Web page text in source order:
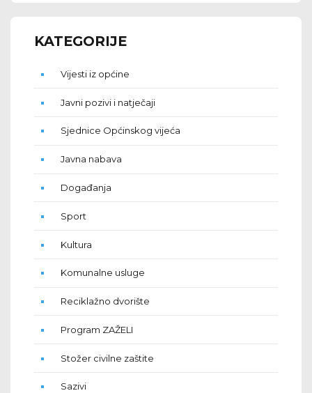
KATEGORIJE
Vijesti iz općine
Javni pozivi i natječaji
Sjednice Općinskog vijeća
Javna nabava
Događanja
Sport
Kultura
Komunalne usluge
Reciklažno dvorište
Program ZAŽELI
Stožer civilne zaštite
Sazivi